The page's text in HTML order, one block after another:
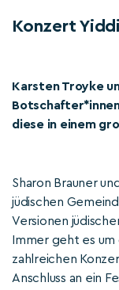
Konzert
Karsten Troyke
diese in einem
Sharon Brauner
jüdischen
Versionen
Immer geht es
zahlreichen
Anschluss an ein